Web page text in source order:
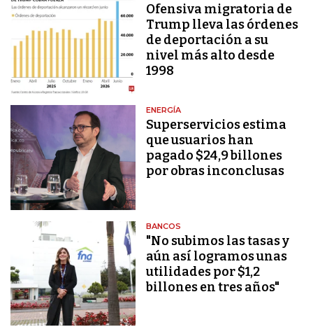
Ofensiva migratoria de
Trump lleva las órdenes
de deportación a su
nivel más alto desde
1998
ENERGÍA
Superservicios estima
que usuarios han
pagado $24,9 billones
por obras inconclusas
BANCOS
"No subimos las tasas y
aún así logramos unas
utilidades por $1,2
billones en tres años"